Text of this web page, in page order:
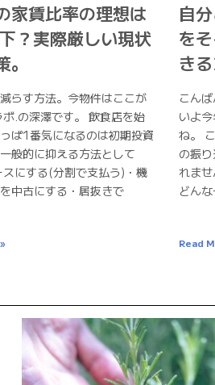
家賃比率の理想は
？実際厳しい現状
らす方法。今物件はここが
.の深澤です。 飲食店を始
ぱ1番気になるのは初期投資
般的に抑える方法として
スにする(分割で支払う)・機
中古にする・居抜きで
自
を
き
こん
いよ
ね。
の振
れま
どん
Read